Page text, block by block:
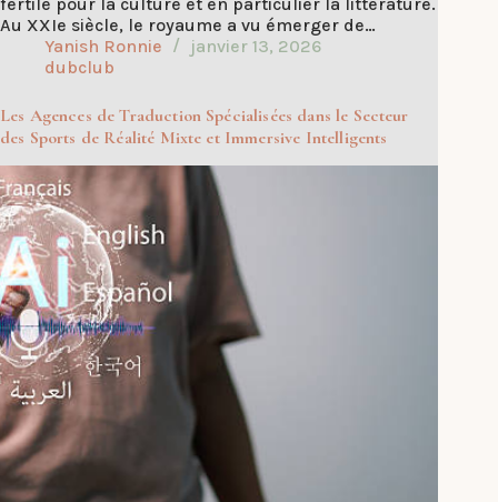
Au XXIe siècle, le royaume a vu émerger de…
Yanish Ronnie
janvier 13, 2026
dubclub
Les Agences de Traduction Spécialisées dans le Secteur
des Sports de Réalité Mixte et Immersive Intelligents